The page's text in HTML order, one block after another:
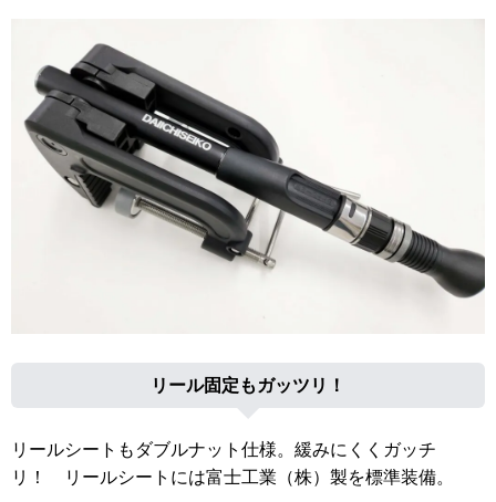
リール固定もガッツリ！
リールシートもダブルナット仕様。緩みにくくガッチ
リ！ リールシートには富士工業（株）製を標準装備。